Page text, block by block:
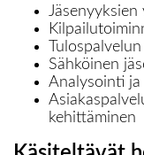
Jäsenyyksien
Sähköinen
Analysointi
kehittäminen